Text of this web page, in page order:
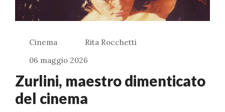
Cinema
Rita Rocchetti
06 maggio 2026
Zurlini, maestro dimenticato
del cinema